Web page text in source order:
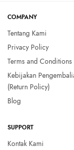
COMPANY
Tentang Kami
Privacy Policy
Terms and Conditions
Kebijakan
(Return Policy)
Blog
SUPPORT
Kontak Kami